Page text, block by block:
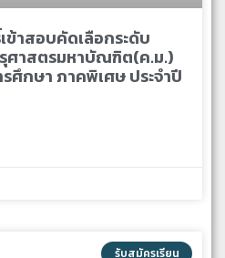
ข้าสอบคัดเลือกระดับ
าสตรมหาบัณฑิต(ค.ม.)
ศึกษา ภาคพิเศษ ประจำปี
รับสมัครเรียน